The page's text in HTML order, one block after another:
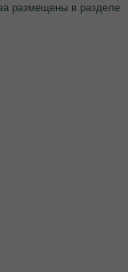
размещены в разделе